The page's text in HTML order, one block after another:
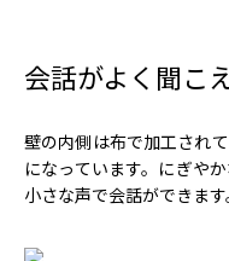
会話がよく聞こ
壁の内側は布で加工され
になっています。にぎや
小さな声で会話ができます